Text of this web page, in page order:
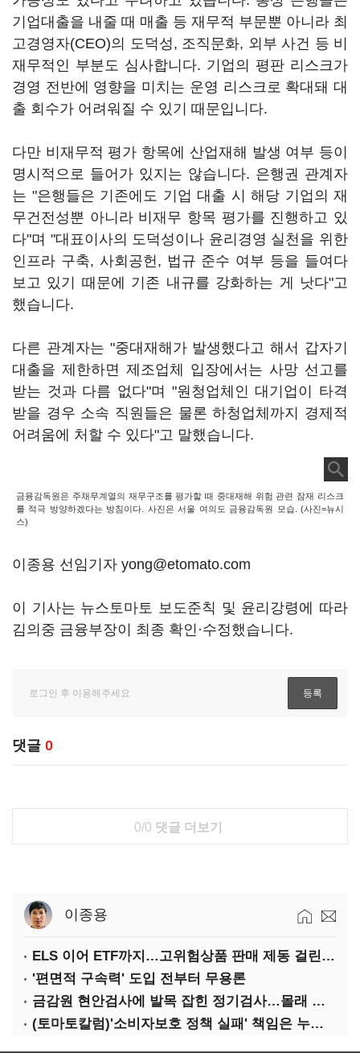
기업대출을 내줄 때 매출 등 재무적 부문뿐 아니라 최
고경영자(CEO)의 도덕성, 조직문화, 외부 사건 등 비
재무적인 부분도 심사합니다. 기업의 평판 리스크가
경영 전반에 영향을 미치는 운영 리스크로 확대돼 대
출 회수가 어려워질 수 있기 때문입니다.
다만 비재무적 평가 항목에 산업재해 발생 여부 등이
명시적으로 들어가 있지는 않습니다. 은행권 관계자
는 "은행들은 기존에도 기업 대출 시 해당 기업의 재
무건전성뿐 아니라 비재무 항목 평가를 진행하고 있
다"며 "대표이사의 도덕성이나 윤리경영 실천을 위한
인프라 구축, 사회공헌, 법규 준수 여부 등을 들여다
보고 있기 때문에 기존 내규를 강화하는 게 낫다"고
했습니다.
다른 관계자는 "중대재해가 발생했다고 해서 갑자기
대출을 제한하면 제조업체 입장에서는 사망 선고를
받는 것과 다름 없다"며 "원청업체인 대기업이 타격
받을 경우 소속 직원들은 물론 하청업체까지 경제적
어려움에 처할 수 있다"고 말했습니다.
금융감독원은 주채무계열의 재무구조를 평가할 때 중대재해 위험 관련 잠재 리스크
를 적극 방양하겠다는 방침이다. 사진은 서울 여의도 금융감독원 모습. (사진=뉴시
스)
이종용 선임기자 yong@etomato.com
이 기사는 뉴스토마토 보도준칙 및 윤리강령에 따라
김의중 금융부장이 최종 확인·수정했습니다.
댓글 0
0/0 댓글 더보기
이종용
ELS 이어 ETF까지…고위험상품 판매 제동 걸린 은행
'편면적 구속력' 도입 전부터 무용론
금감원 현안검사에 발목 잡힌 정기검사…몰래 웃는 금융권
(토마토칼럼)'소비자보호 정책 실패' 책임은 누가 지나